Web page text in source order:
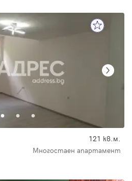
121 кв.м.
Многостаен апартамент